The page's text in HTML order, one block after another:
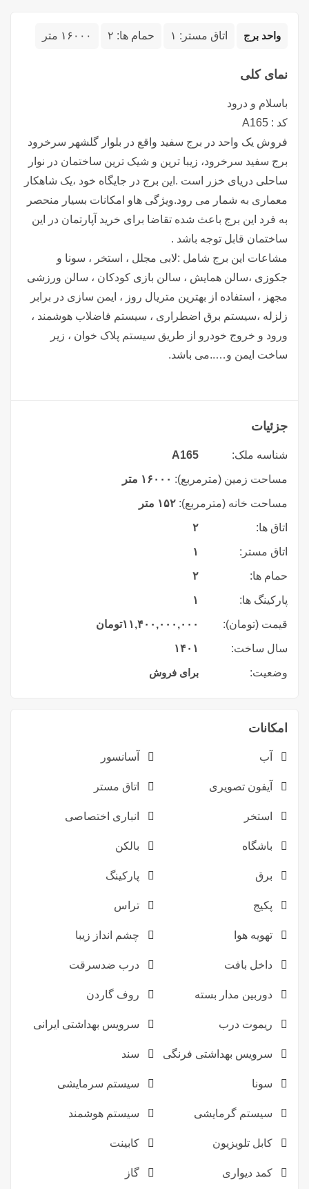
واحد برج اتاق مستر: ۱ حمام ها: ۲ ۱۶۰۰۰ متر
نمای کلی
باسلام و درود
کد : A165
فروش یک واحد در برج سفید واقع در بلوار گلشهر سرخرود
برج سفید سرخرود، زیبا ترین و شیک ترین ساختمان در نوار
ساحلی دریای خزر است .این برج در جایگاه خود ،یک شاهکار
معماری به شمار می رود.ویژگی هاو امکانات بسیار منحصر
به فرد این برج باعث شده تقاضا برای خرید آپارتمان در این
ساختمان قابل توجه باشد .
مشاعات این برج شامل :لابی مجلل ، استخر ، سونا و
جکوزی ،سالن همایش ، سالن بازی کودکان ، سالن ورزشی
مجهز ، استفاده از بهترین متریال روز ، ایمن سازی در برابر
زلزله ،سیستم برق اضطراری ، سیستم فاضلاب هوشمند ،
ورود و خروج خودرو از طریق سیستم پلاک خوان ، زیر
ساخت ایمن و…..می باشد.
جزئیات
شناسه ملک: A165
مساحت زمین (مترمربع): ۱۶۰۰۰ متر
مساحت خانه (مترمربع): ۱۵۲ متر
اتاق ها: ۲
اتاق مستر: ۱
حمام ها: ۲
پارکینگ ها: ۱
قیمت (تومان): ۱۱,۴۰۰,۰۰۰,۰۰۰تومان
سال ساخت: ۱۴۰۱
وضعیت: برای فروش
امکانات
آب آسانسور
آیفون تصویری اتاق مستر
استخر انباری اختصاصی
باشگاه بالکن
برق پارکینگ
پکیج تراس
تهویه هوا چشم انداز زیبا
داخل بافت درب ضدسرقت
دوربین مدار بسته روف گاردن
ریموت درب سرویس بهداشتی ایرانی
سرویس بهداشتی فرنگی سند
سونا سیستم سرمایشی
سیستم گرمایشی سیستم هوشمند
کابل تلویزیون کابینت
کمد دیواری گاز